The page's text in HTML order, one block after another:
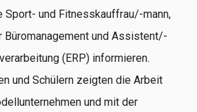
Sport- und Fitnesskauffrau/-mann,
Büromanagement und Assistent/-
(ERP) informieren.
und Schülern zeigten die Arbeit
und mit der